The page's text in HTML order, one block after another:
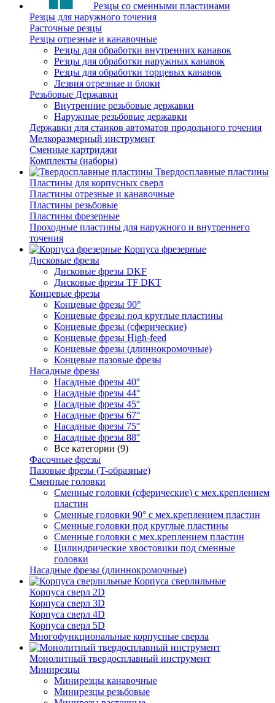
Резцы со сменными пластинами
Резцы для наружного точения
Расточные резцы
Резцы отрезные и канавочные
Резцы для обработки внутренних канавок
Резцы для обработки наружных канавок
Резцы для обработки торцевых канавок
Лезвия отрезные и блоки
Резьбовые Державки
Внутренние резьбовые державки
Наружные резьбовые державки
Державки для станков автоматов продольного точения
Мелкоразмерный инструмент
Сменные картриджи
Комплекты (наборы)
Твердосплавные пластины
Пластины для корпусных сверл
Пластины отрезные и канавочные
Пластины резьбовые
Пластины фрезерные
Проходные пластины для наружного и внутреннего
точения
Корпуса фрезерные
Дисковые фрезы
Дисковые фрезы DKF
Дисковые фрезы TF DKT
Концевые фрезы
Концевые фрезы 90°
Концевые фрезы под круглые пластины
Концевые фрезы (сферические)
Концевые фрезы High-feed
Концевые фрезы (длиннокромочные)
Концевые пазовые фрезы
Насадные фрезы
Насадные фрезы 40°
Насадные фрезы 44°
Насадные фрезы 45°
Насадные фрезы 67°
Насадные фрезы 75°
Насадные фрезы 88°
Все категории (9)
Фасочные фрезы
Пазовые фрезы (T-образные)
Сменные головки
Сменные головки (сферические) с мех.креплением
пластин
Сменные головки 90° с мех.креплением пластин
Сменные головки под круглые пластины
Сменные головки с мех.креплением пластин
Цилиндрические хвостовики под сменные
головки
Насадные фрезы (длиннокромочные)
Корпуса сверлильные
Корпуса сверл 2D
Корпуса сверл 3D
Корпуса сверл 4D
Корпуса сверл 5D
Многофункциональные корпусные сверла
Монолитный твердосплавный инструмент
Минирезцы
Минирезцы канавочные
Минирезцы резьбовые